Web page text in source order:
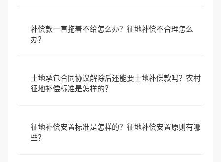
补偿款一直拖着不给怎么办？征地补偿不合理怎么
办？
土地承包合同协议解除后还能要土地补偿款吗？农村
征地补偿标准是怎样的？
征地补偿安置标准是怎样的？征地补偿安置原则有哪
些？